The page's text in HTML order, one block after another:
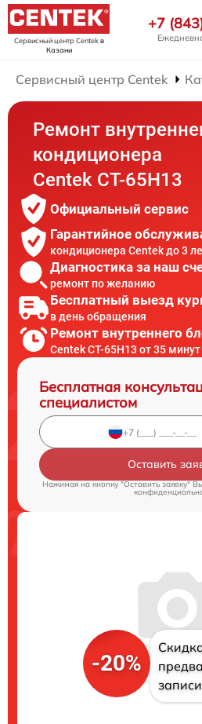
Сервисный центр Centekв
Казани
+7
Сервисный центр Centek
Ремонт
кондиционера
Centek CT-65H13
Официальный сервис
Гарантийное
кондиционера Centek до 3
Диагностика за наш
ремонт по желанию
Бесплатный выезд
в день обращения
Ремонт внутреннего
Centek CT-65H13 от 35 минут
Бесплатная
специалистом
Оставить
Нажимая на кнопку "Оставить заявку"
-20%